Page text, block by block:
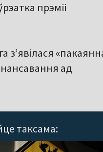
прэміі
з’явілася
ад
таксама: